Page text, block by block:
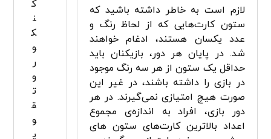
لازم است به خاطر داشته باشید که
ستون کارت‌هایی که از لحاظ رنگ و
عدد یکسان هستند، ادغام خواهند
شد. در پایان هر دور، بازیکنان باید
حداقل یک ستون از هر سه رنگ موجود
در بازی را داشته باشند، در غیر این
صورت هیچ امتیازی نمی‌گیرند. در هر
دور بازی، افراد به ‌اندازه‌ی مجموع
اعداد بالاترین کارت‌های ستون ‌های
ک
ن
ک
و
ر
و
ت
ق
و
ی